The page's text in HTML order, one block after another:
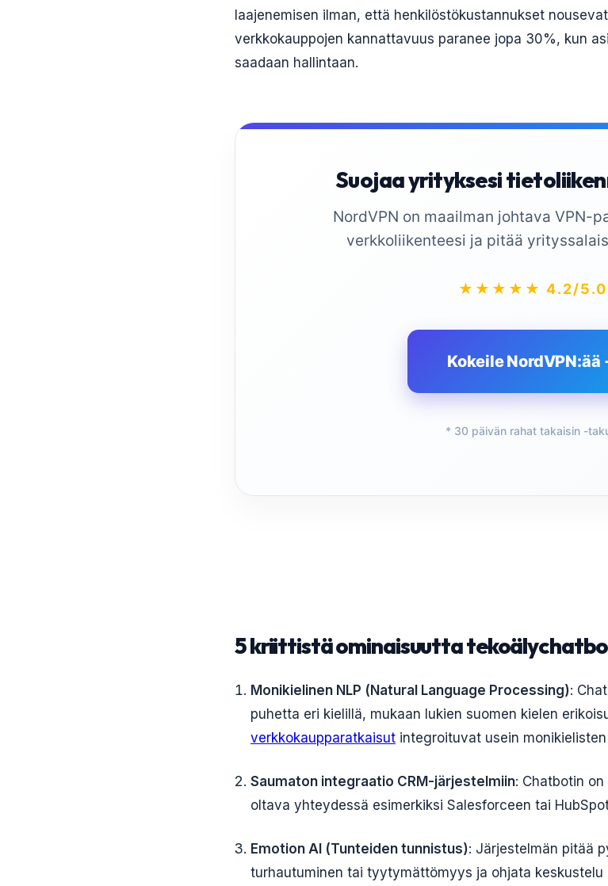
laajenemisen ilman, että henkilöstökustannukset
verkkokauppojen kannattavuus paranee jopa 30%, kun
saadaan hallintaan.
Suojaa yrityksesi
NordVPN on maailman johtava VPN-
verkkoliikenteesi ja pitää
★★★★★ 4.2/5.0
Kokeile NordVPN:ää
* 30 päivän rahat takaisin -
5 kriittistä ominaisuutta
Monikielinen NLP (Natural Language Processing):
puhetta eri kielillä, mukaan lukien suomen kielen
verkkokaupparatkaisut integroituvat usein
Saumaton integraatio CRM-järjestelmiin: Chatbotin
oltava yhteydessä esimerkiksi Salesforceen tai
Emotion AI (Tunteiden tunnistus): Järjestelmän pitää
turhautuminen tai tyytymättömyys ja ohjata keskustelu